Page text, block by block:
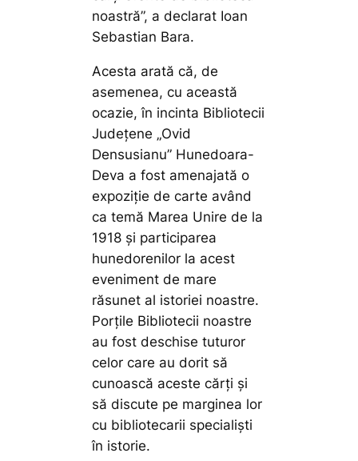
noastră”, a declarat Ioan
Sebastian Bara.
Acesta arată că, de
asemenea, cu această
ocazie, în incinta Bibliotecii
Judeţene „Ovid
Densusianu” Hunedoara-
Deva a fost amenajată o
expoziţie de carte având
ca temă Marea Unire de la
1918 şi participarea
hunedorenilor la acest
eveniment de mare
răsunet al istoriei noastre.
Porţile Bibliotecii noastre
au fost deschise tuturor
celor care au dorit să
cunoască aceste cărţi şi
să discute pe marginea lor
cu bibliotecarii specialişti
în istorie.